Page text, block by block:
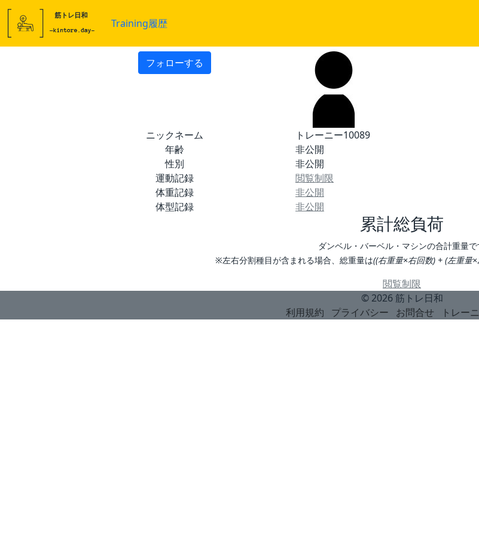
Training履歴
フォローする
ニックネーム
トレーニー10089
年齢
非公開
性別
非公開
運動記録
閲覧制限
体重記録
非公開
体型記録
非公開
累計総負荷
ダンベル・バーベル・マシンの合計重量で
※左右分割種目が含まれる場合、総重量は((右重量×右回数) + (左重量
閲覧制限
© 2026 筋トレ日和
利用規約
プライバシー お問合せ トレー